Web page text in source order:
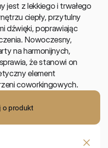
jest z lekkiego i trwałego
ciepły, przytulny
dźwięki, poprawiając
Nowoczesny,
na harmonijnych,
że stanowi on
element
coworkingowych.
o produkt